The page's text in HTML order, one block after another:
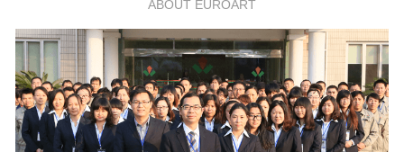
ABOUT EUROART